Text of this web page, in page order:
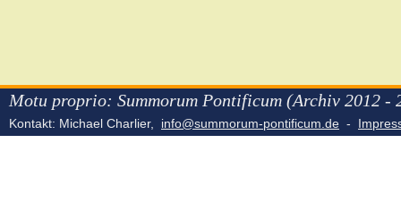
Motu proprio: Summorum Pontificum (Archiv 2012 -
Kontakt: Michael Charlier, info@summorum-pontificum.de -